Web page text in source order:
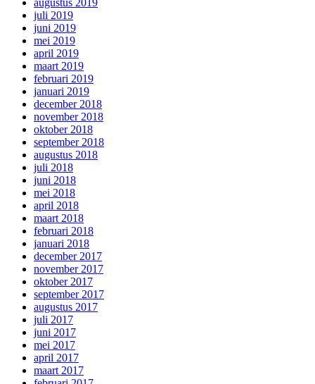
augustus 2019
juli 2019
juni 2019
mei 2019
april 2019
maart 2019
februari 2019
januari 2019
december 2018
november 2018
oktober 2018
september 2018
augustus 2018
juli 2018
juni 2018
mei 2018
april 2018
maart 2018
februari 2018
januari 2018
december 2017
november 2017
oktober 2017
september 2017
augustus 2017
juli 2017
juni 2017
mei 2017
april 2017
maart 2017